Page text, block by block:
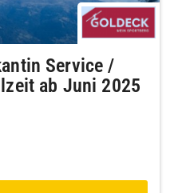
Service /
ab Juni 2025